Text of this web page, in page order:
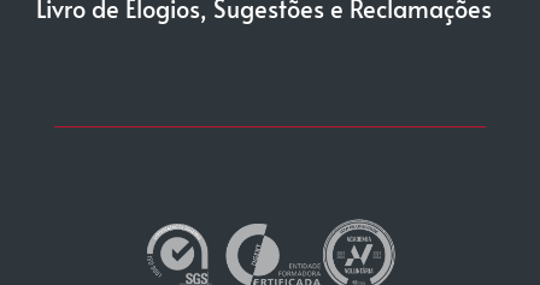
Livro de Elogios, Sugestões e Reclamações